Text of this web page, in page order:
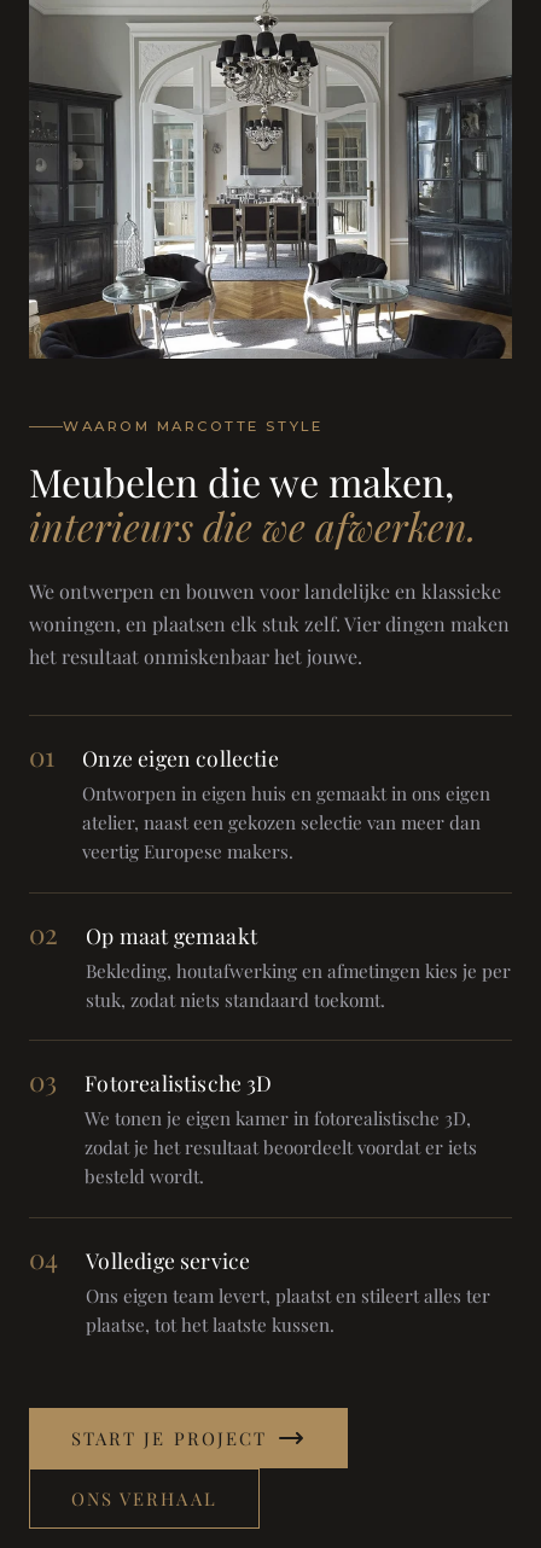
WAAROM MARCOTTE STYLE
Meubelen die we maken,
interieurs die we afwerken.
We ontwerpen en bouwen voor landelijke en klassieke
woningen, en plaatsen elk stuk zelf. Vier dingen maken
het resultaat onmiskenbaar het jouwe.
01 Onze eigen collectie
Ontworpen in eigen huis en gemaakt in ons eigen
atelier, naast een gekozen selectie van meer dan
veertig Europese makers.
02 Op maat gemaakt
Bekleding, houtafwerking en afmetingen kies je per
stuk, zodat niets standaard toekomt.
03 Fotorealistische 3D
We tonen je eigen kamer in fotorealistische 3D,
zodat je het resultaat beoordeelt voordat er iets
besteld wordt.
04 Volledige service
Ons eigen team levert, plaatst en stileert alles ter
plaatse, tot het laatste kussen.
START JE PROJECT
ONS VERHAAL